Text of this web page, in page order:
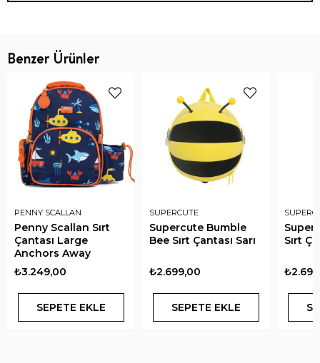
Benzer Ürünler
PENNY SCALLAN
Penny Scallan Sırt
Çantası Large
Anchors Away
₺3.249,00
SEPETE EKLE
SUPERCUTE
Supercute Bumble
Bee Sırt Çantası Sarı
₺2.699,00
SEPETE EKLE
Sırt